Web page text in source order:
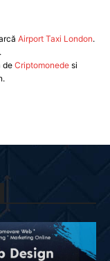
Airport Taxi London.
de Criptomonedesi